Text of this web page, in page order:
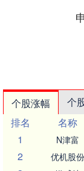
个股涨幅 个
排名
名称
1
N津富
2 优机股份